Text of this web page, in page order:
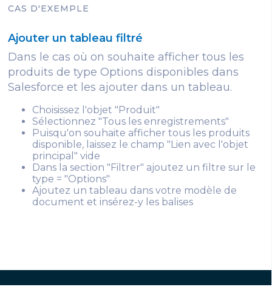
CAS D'EXEMPLE
Ajouter un tableau filtré
Dans le cas où on souhaite afficher tous les
produits de type Options disponibles dans
Salesforce et les ajouter dans un tableau.
Choisissez l'objet "Produit"
Sélectionnez "Tous les enregistrements"
Puisqu'on souhaite afficher tous les produits
disponible, laissez le champ "Lien avec l'objet
principal" vide
Dans la section "Filtrer" ajoutez un filtre sur le
type = "Options"
Ajoutez un tableau dans votre modèle de
document et insérez-y les balises